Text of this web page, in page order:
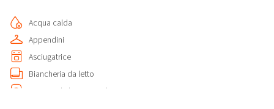
Acqua calda
Appendini
Asciugatrice
Biancheria da letto
Camera da letto con chiusura